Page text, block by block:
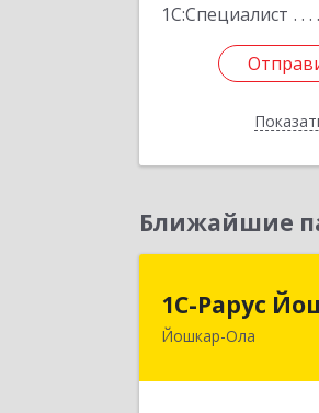
1С:Специалист
Ближайшие
1С-Рарус
Йошкар-Ола
1С-
424004, Марий Эл